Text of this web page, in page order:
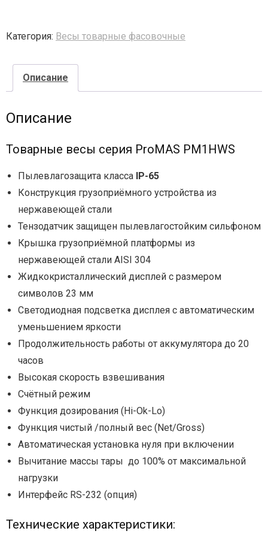
Категория: Весы товарные фасовочные
Описание
Описание
Товарные весы cерия ProMAS PM1HWS
Пылевлагозащита класса IP-65
Конструкция грузоприёмного устройства из
нержавеющей стали
Тензодатчик защищен пылевлагостойким сильфоном
Крышка грузоприёмной платформы из
нержавеющей стали AISI 304
Жидкокристаллический дисплей с размером
символов 23 мм
Светодиодная подсветка дисплея с автоматическим
уменьшением яркости
Продолжительность работы от аккумулятора до 20
часов
Высокая скорость взвешивания
Счётный режим
Функция дозирования (Hi-Ok-Lo)
Функция чистый /полный вес (Net/Gross)
Автоматическая установка нуля при включении
Вычитание массы тары до 100% от максимальной
нагрузки
Интерфейс RS-232 (опция)
Технические характеристики: